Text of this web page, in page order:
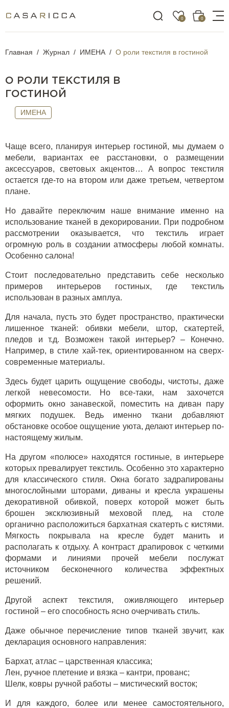
0 0
Главная Журнал ИМЕНА О роли текстиля в гостиной
О РОЛИ ТЕКСТИЛЯ В
ГОСТИНОЙ
ИМЕНА
Чаще всего, планируя интерьер гостиной, мы думаем о
мебели, вариантах ее расстановки, о размещении
аксессуаров, световых акцентов… А вопрос текстиля
остается где-то на втором или даже третьем, четвертом
плане.
Но давайте переключим наше внимание именно на
использование тканей в декорировании. При подробном
рассмотрении оказывается, что текстиль играет
огромную роль в создании атмосферы любой комнаты.
Особенно салона!
Стоит последовательно представить себе несколько
примеров интерьеров гостиных, где текстиль
использован в разных амплуа.
Для начала, пусть это будет пространство, практически
лишенное тканей: обивки мебели, штор, скатертей,
пледов и т.д. Возможен такой интерьер? – Конечно.
Например, в стиле хай-тек, ориентированном на сверх-
современные материалы.
Здесь будет царить ощущение свободы, чистоты, даже
легкой невесомости. Но все-таки, нам захочется
оформить окно занавеской, поместить на диван пару
мягких подушек. Ведь именно ткани добавляют
обстановке особое ощущение уюта, делают интерьер по-
настоящему жилым.
На другом «полюсе» находятся гостиные, в интерьере
которых превалирует текстиль. Особенно это характерно
для классического стиля. Окна богато задрапированы
многослойными шторами, диваны и кресла украшены
декоративной обивкой, поверх которой может быть
брошен эксклюзивный меховой плед, на столе
органично расположиться бархатная скатерть с кистями.
Мягкость покрывала на кресле будет манить и
располагать к отдыху. А контраст драпировок с четкими
формами и линиями прочей мебели послужат
источником бесконечного количества эффектных
решений.
Другой аспект текстиля, оживляющего интерьер
гостиной – его способность ясно очерчивать стиль.
Даже обычное перечисление типов тканей звучит, как
декларация основного направления:
Бархат, атлас – царственная классика;
Лен, ручное плетение и вязка – кантри, прованс;
Шелк, ковры ручной работы – мистический восток;
И для каждого, более или менее самостоятельного,